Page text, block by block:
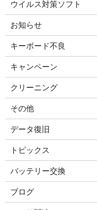
ウイルス対策ソフト
お知らせ
キーボード不良
キャンペーン
クリーニング
その他
データ復旧
トピックス
バッテリー交換
ブログ